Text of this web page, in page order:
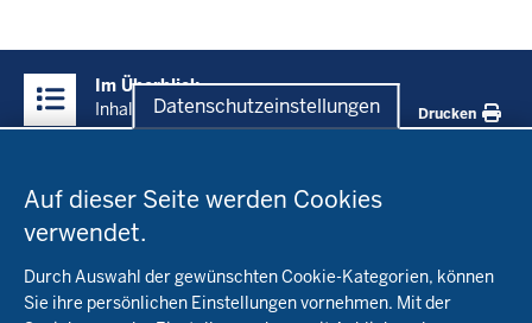
Datenschutzeinstellungen
Auf dieser Seite werden Cookies
verwendet.
Durch Auswahl der gewünschten Cookie-Kategorien, können
Sie ihre persönlichen Einstellungen vornehmen. Mit der
Inhalte
Im Überblick
Inhalt
Drucken
in
der
Fachinfo
Öko-Modellregionen NRW
Beratung